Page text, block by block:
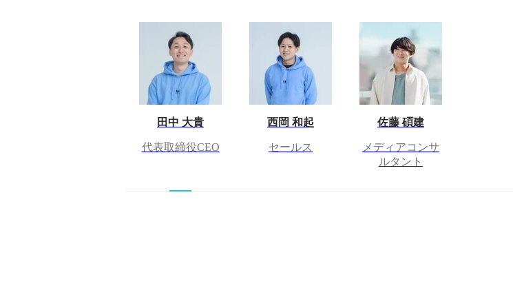
田中 大貴
代表取締役CEO
西岡 和起
セールス
佐藤 碩建
メディアコンサ
ルタント